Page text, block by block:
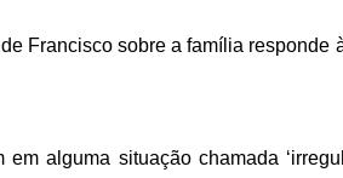
Francisco sobre a família responde
alguma situação chamada